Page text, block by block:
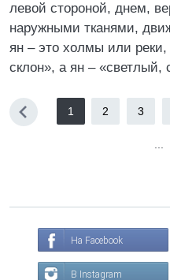
левой стороной, днем,
наружными тканями,
ян – это холмы или реки,
склон», а ян – «светлый,
1 2 3
На Facebook
В Instagram